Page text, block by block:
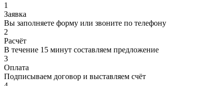
1
Заявка
Вы заполняете форму или звоните по телефону
2
Расчёт
В течение 15 минут составляем предложение
3
Оплата
Подписываем договор и выставляем счёт